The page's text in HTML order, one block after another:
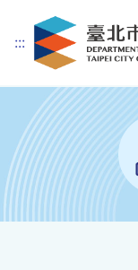
跳到主要內容
:::